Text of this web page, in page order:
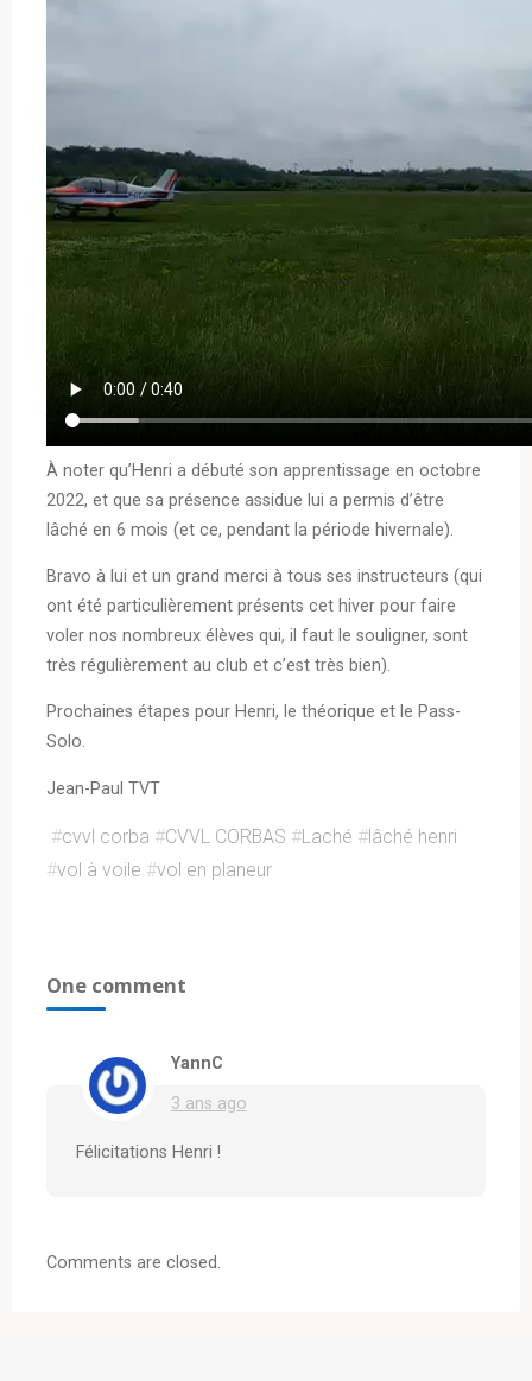
À noter qu’Henri a débuté son apprentissage en octobre
2022, et que sa présence assidue lui a permis d’être
lâché en 6 mois (et ce, pendant la période hivernale).
Bravo à lui et un grand merci à tous ses instructeurs (qui
ont été particulièrement présents cet hiver pour faire
voler nos nombreux élèves qui, il faut le souligner, sont
très régulièrement au club et c’est très bien).
Prochaines étapes pour Henri, le théorique et le Pass-
Solo.
Jean-Paul TVT
#cvvl corba #CVVL CORBAS #Laché #lâché henri
#vol à voile #vol en planeur
One comment
YannC
3 ans ago
Félicitations Henri !
Comments are closed.